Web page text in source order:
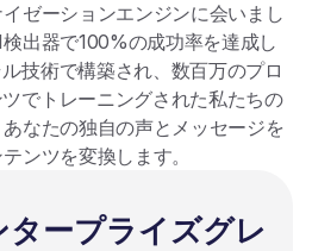
ゼーションエンジンに会いまし
出器で100%の成功率を達成し
技術で構築され、数百万のプロ
でトレーニングされた私たちの
なたの独自の声とメッセージを
ンツを変換します。
ープライズグレ